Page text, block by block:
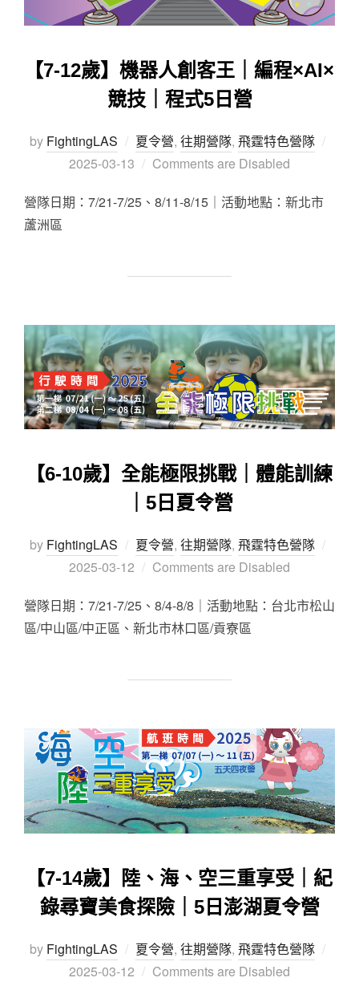
【7-12歲】機器人創客王｜編程×AI×
競技｜程式5日營
by FightingLAS 夏令營, 往期營隊, 飛霆特色營隊
2025-03-13
Comments are Disabled
營隊日期：7/21-7/25、8/11-8/15｜活動地點：新北市
蘆洲區
【6-10歲】全能極限挑戰｜體能訓練
｜5日夏令營
by FightingLAS 夏令營, 往期營隊, 飛霆特色營隊
2025-03-12
Comments are Disabled
營隊日期：7/21-7/25、8/4-8/8｜活動地點：台北市松山
區/中山區/中正區、新北市林口區/貢寮區
【7-14歲】陸、海、空三重享受｜紀
錄尋寶美食探險｜5日澎湖夏令營
by FightingLAS 夏令營, 往期營隊, 飛霆特色營隊
2025-03-12
Comments are Disabled